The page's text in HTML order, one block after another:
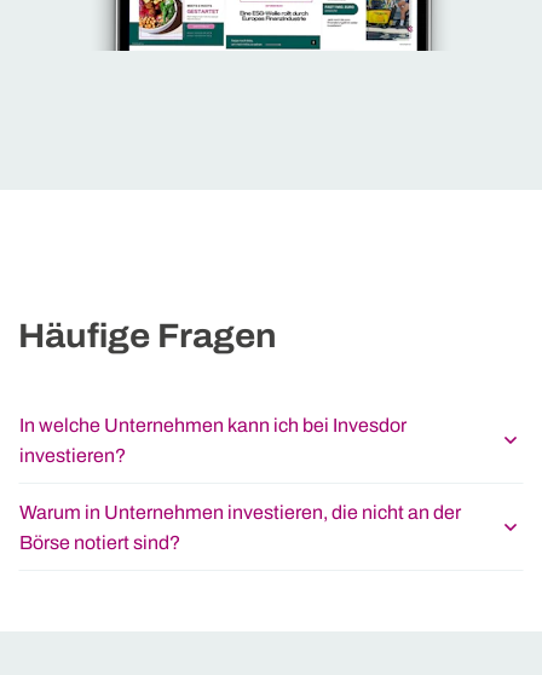
Häufige Fragen
In welche Unternehmen kann ich bei Invesdor
investieren?
Warum in Unternehmen investieren, die nicht an der
Börse notiert sind?